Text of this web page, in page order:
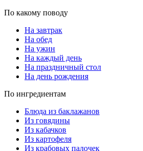
По какому поводу
На завтрак
На обед
На ужин
На каждый день
На праздничный стол
На день рождения
По ингредиентам
Блюда из баклажанов
Из говядины
Из кабачков
Из картофеля
Из крабовых палочек